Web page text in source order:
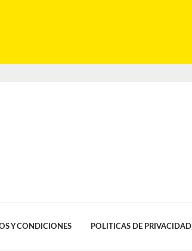
Y CONDICIONES POLITICAS DE PRIVACIDAD